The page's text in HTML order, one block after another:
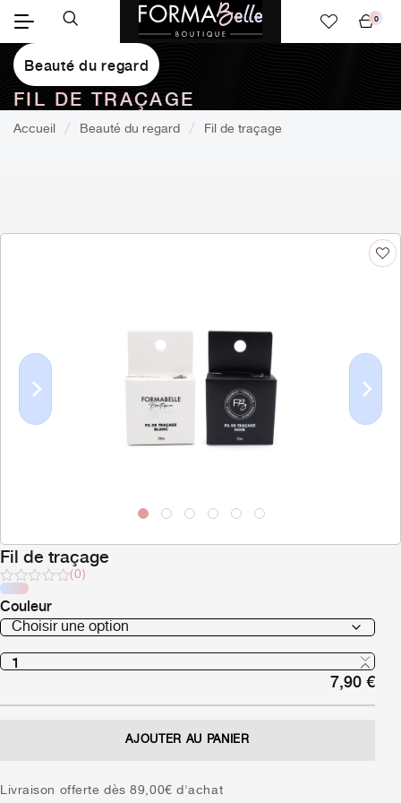
panier
0
Beauté du regard
FIL DE TRAÇAGE
Accueil Beauté du regard Fil de traçage
Previous Next
Fil de traçage
Note
sur
5
(0)
Couleur
7,90€
AJOUTER AU PANIER
Livraison offerte dès 89,00€ d'achat